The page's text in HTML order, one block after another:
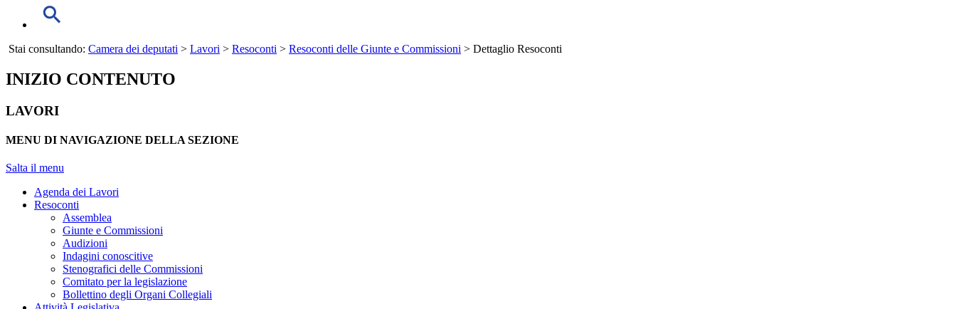
Stai consultando: Camera dei deputati > Lavori > Resoconti > Resoconti delle Giunte e Commissioni > Dettaglio Resoconti
INIZIO CONTENUTO
LAVORI
MENU DI NAVIGAZIONE DELLA SEZIONE
Salta il menu
Agenda dei Lavori
Resoconti
Assemblea
Giunte e Commissioni
Audizioni
Indagini conoscitive
Stenografici delle Commissioni
Comitato per la legislazione
Bollettino degli Organi Collegiali